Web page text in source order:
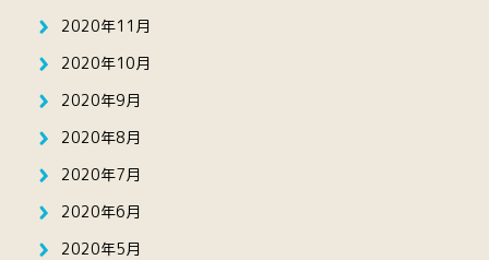
2020年11月
2020年10月
2020年9月
2020年8月
2020年7月
2020年6月
2020年5月